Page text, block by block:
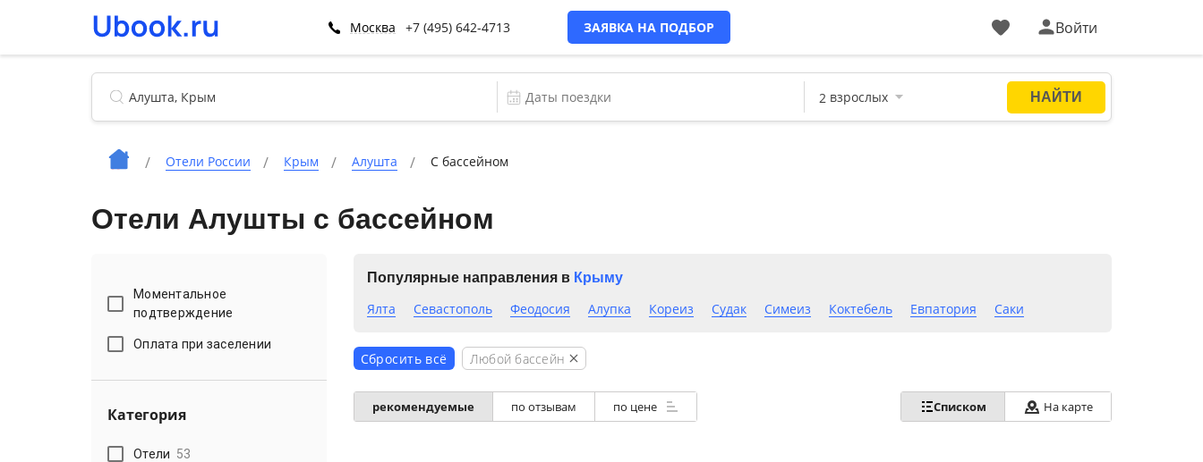
Москва +7 (495) 642-4713 ЗАЯВКА НА ПОДБОР Войти
Отели России Крым Алушта C бассейном
Отели Алушты с бассейном
Моментальное
подтверждение
Оплата при заселении
Категория
Отели 53
Популярные направления в Крыму
Ялта Севастополь Феодосия Алупка Кореиз Судак Симеиз Коктебель Евпатория Саки
Сбросить всё Любой бассейн
рекомендуемые по отзывам по цене Списком На карте